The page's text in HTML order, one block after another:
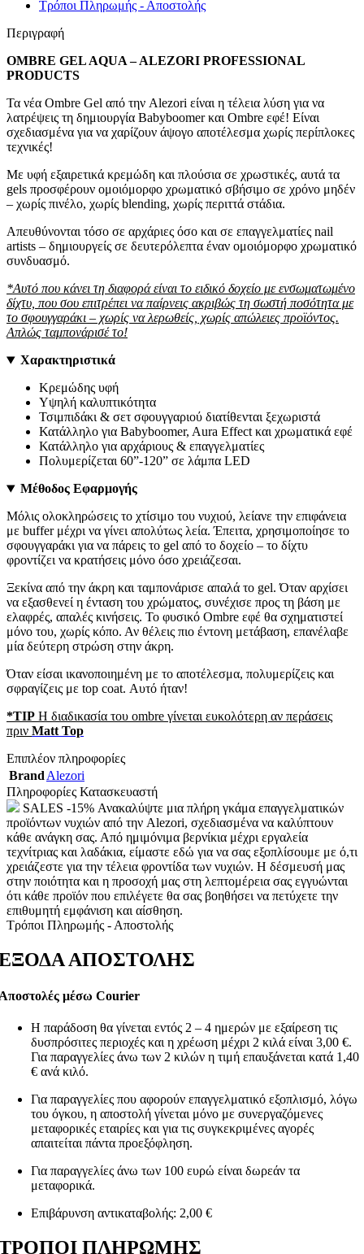
Τρόποι Πληρωμής - Αποστολής
Περιγραφή
OMBRE GEL AQUA – ALEZORI PROFESSIONAL
PRODUCTS
Τα νέα Ombre Gel από την Alezori είναι η τέλεια λύση για να
λατρέψεις τη δημιουργία Babyboomer και Ombre εφέ! Είναι
σχεδιασμένα για να χαρίζουν άψογο αποτέλεσμα χωρίς περίπλοκες
τεχνικές!
Με υφή εξαιρετικά κρεμώδη και πλούσια σε χρωστικές, αυτά τα
gels προσφέρουν ομοιόμορφο χρωματικό σβήσιμο σε χρόνο μηδέν
– χωρίς πινέλο, χωρίς blending, χωρίς περιττά στάδια.
Απευθύνονται τόσο σε αρχάριες όσο και σε επαγγελματίες nail
artists – δημιουργείς σε δευτερόλεπτα έναν ομοιόμορφο χρωματικό
συνδυασμό.
*Αυτό που κάνει τη διαφορά είναι το ειδικό δοχείο με ενσωματωμένο
δίχτυ, που σου επιτρέπει να παίρνεις ακριβώς τη σωστή ποσότητα με
το σφουγγαράκι – χωρίς να λερωθείς, χωρίς απώλειες προϊόντος.
Απλώς ταμπονάρισέ το!
Χαρακτηριστικά
Κρεμώδης υφή
Υψηλή καλυπτικότητα
Τσιμπιδάκι & σετ σφουγγαριού διατίθενται ξεχωριστά
Κατάλληλο για Babyboomer, Aura Effect και χρωματικά εφέ
Κατάλληλο για αρχάριους & επαγγελματίες
Πολυμερίζεται 60”-120” σε λάμπα LED
Μέθοδος Εφαρμογής
Μόλις ολοκληρώσεις το χτίσιμο του νυχιού, λείανε την επιφάνεια
με buffer μέχρι να γίνει απολύτως λεία. Έπειτα, χρησιμοποίησε το
σφουγγαράκι για να πάρεις το gel από το δοχείο – το δίχτυ
φροντίζει να κρατήσεις μόνο όσο χρειάζεσαι.
Ξεκίνα από την άκρη και ταμπονάρισε απαλά το gel. Όταν αρχίσει
να εξασθενεί η ένταση του χρώματος, συνέχισε προς τη βάση με
ελαφρές, απαλές κινήσεις. Το φυσικό Ombre εφέ θα σχηματιστεί
μόνο του, χωρίς κόπο. Αν θέλεις πιο έντονη μετάβαση, επανέλαβε
μία δεύτερη στρώση στην άκρη.
Όταν είσαι ικανοποιημένη με το αποτέλεσμα, πολυμερίζεις και
σφραγίζεις με top coat. Αυτό ήταν!
*TIP Η διαδικασία του ombre γίνεται ευκολότερη αν περάσεις
πριν Matt Top
Επιπλέον πληροφορίες
Brand Alezori
Πληροφορίες Κατασκευαστή
SALES -15% Ανακαλύψτε μια πλήρη γκάμα επαγγελματικών
προϊόντων νυχιών από την Alezori, σχεδιασμένα να καλύπτουν
κάθε ανάγκη σας. Από ημιμόνιμα βερνίκια μέχρι εργαλεία
τεχνίτριας και λαδάκια, είμαστε εδώ για να σας εξοπλίσουμε με ό,τι
χρειάζεστε για την τέλεια φροντίδα των νυχιών. Η δέσμευσή μας
στην ποιότητα και η προσοχή μας στη λεπτομέρεια σας εγγυώνται
ότι κάθε προϊόν που επιλέγετε θα σας βοηθήσει να πετύχετε την
επιθυμητή εμφάνιση και αίσθηση.
Τρόποι Πληρωμής - Αποστολής
ΑΠΟΣΤΟΛΗΣ
μέσω Courier
Η παράδοση θα γίνεται εντός 2 – 4 ημερών με εξαίρεση τις
δυσπρόσιτες περιοχές και η χρέωση μέχρι 2 κιλά είναι 3,00 €.
Για παραγγελίες άνω των 2 κιλών η τιμή επαυξάνεται κατά 1,40
€ ανά κιλό.
Για παραγγελίες που αφορούν επαγγελματικό εξοπλισμό, λόγω
του όγκου, η αποστολή γίνεται μόνο με συνεργαζόμενες
μεταφορικές εταιρίες και για τις συγκεκριμένες αγορές
απαιτείται πάντα προεξόφληση.
Για παραγγελίες άνω των 100 ευρώ είναι δωρεάν τα
μεταφορικά.
Επιβάρυνση αντικαταβολής: 2,00 €
ΠΛΗΡΩΜΗΣ